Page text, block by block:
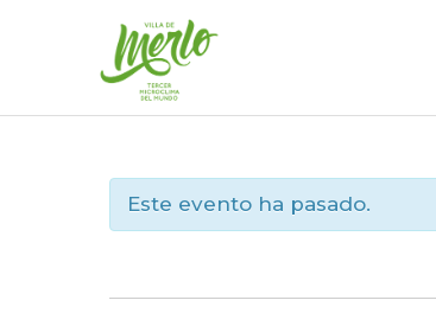
contenido
Este evento ha pasado.